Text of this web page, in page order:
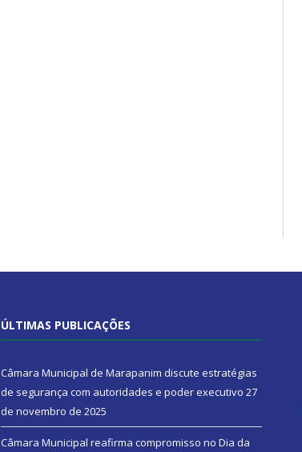
ÚLTIMAS PUBLICAÇÕES
Câmara Municipal de Marapanim discute estratégias
de segurança com autoridades e poder executivo 27
de novembro de 2025
Câmara Municipal reafirma compromisso no Dia da